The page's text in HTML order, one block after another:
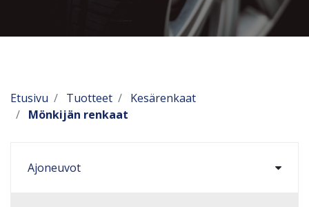
Etusivu Tuotteet
Kesärenkaat
Mönkijän renkaat
Ajoneuvot